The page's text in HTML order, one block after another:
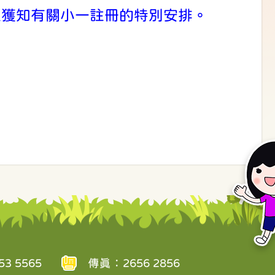
知有關小一註冊的特別安排。
5565 傳真：2656 2856